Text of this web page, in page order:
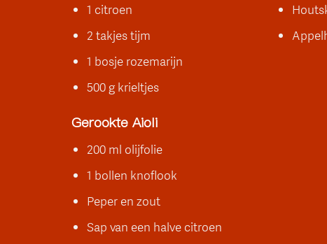
1 citroen
2 takjes tijm
1 bosje rozemarijn
500 g krieltjes
Gerookte Aioli
200 ml olijfolie
1 bollen knoflook
Peper en zout
Sap van een halve citroen